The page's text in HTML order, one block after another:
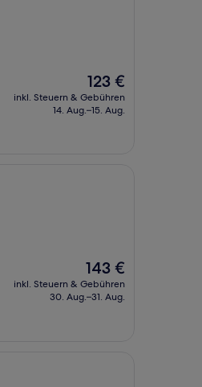
Der
Preis
beträgt
123 €
inkl. Steuern & Gebühren
14. Aug.–15. Aug.
Der
Preis
beträgt
143 €
inkl. Steuern & Gebühren
30. Aug.–31. Aug.